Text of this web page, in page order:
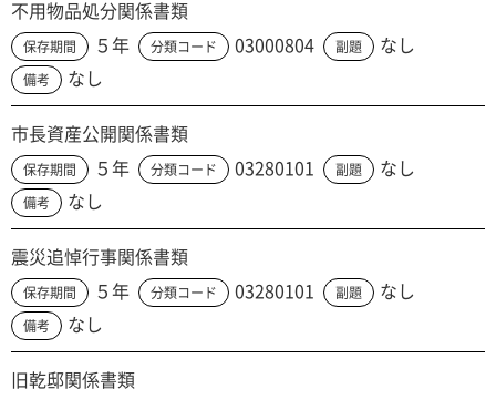
不用物品処分関係書類
保存期間 ５年 分類コード 03000804 副題 なし
備考 なし
市長資産公開関係書類
保存期間 ５年 分類コード 03280101 副題 なし
備考 なし
震災追悼行事関係書類
保存期間 ５年 分類コード 03280101 副題 なし
備考 なし
旧乾邸関係書類